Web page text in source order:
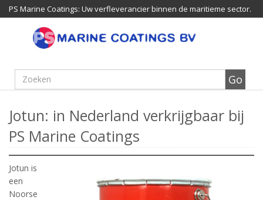
PS Marine Coatings: Uw verfleverancier binnen de maritieme sector.
Jotun: in Nederland verkrijgbaar bij
PS Marine Coatings
Jotun is
een
Noorse